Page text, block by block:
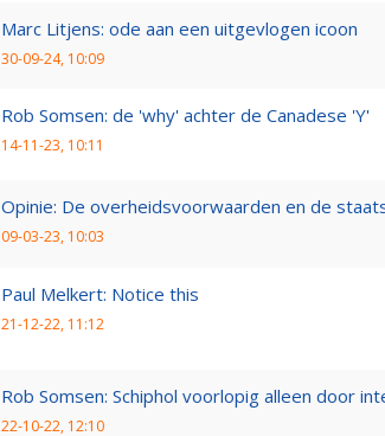
Marc Litjens: ode aan een uitgevlogen icoon
30-09-24, 10:09
Rob Somsen: de 'why' achter de Canadese 'Y'
14-11-23, 10:11
Opinie: De overheidsvoorwaarden en de
09-03-23, 10:03
Paul Melkert: Notice this
21-12-22, 11:12
Rob Somsen: Schiphol voorlopig alleen door
22-10-22, 12:10